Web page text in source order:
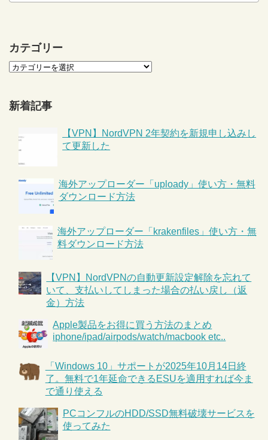
カテゴリー
新着記事
【VPN】NordVPN 2年契約を新規申し込みし
て更新した
海外アップローダー「uploady」使い方・無料
ダウンロード方法
海外アップローダー「krakenfiles」使い方・無
料ダウンロード方法
【VPN】NordVPNの自動更新設定解除を忘れて
いて、支払いしてしまった場合の払い戻し（返
金）方法
Apple製品をお得に買う方法のまとめ
iphone/ipad/airpods/watch/macbook etc..
「Windows 10」サポートが2025年10月14日終
了。無料で1年延命できるESUを適用すれば今ま
で通り使える
PCコンフルのHDD/SSD無料破壊サービスを
使ってみた